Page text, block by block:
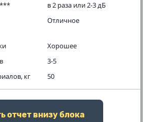
в 2 раза или 2-3 дБ
Отличное
Хорошее
3-5
кг
50
отчет внизу блока